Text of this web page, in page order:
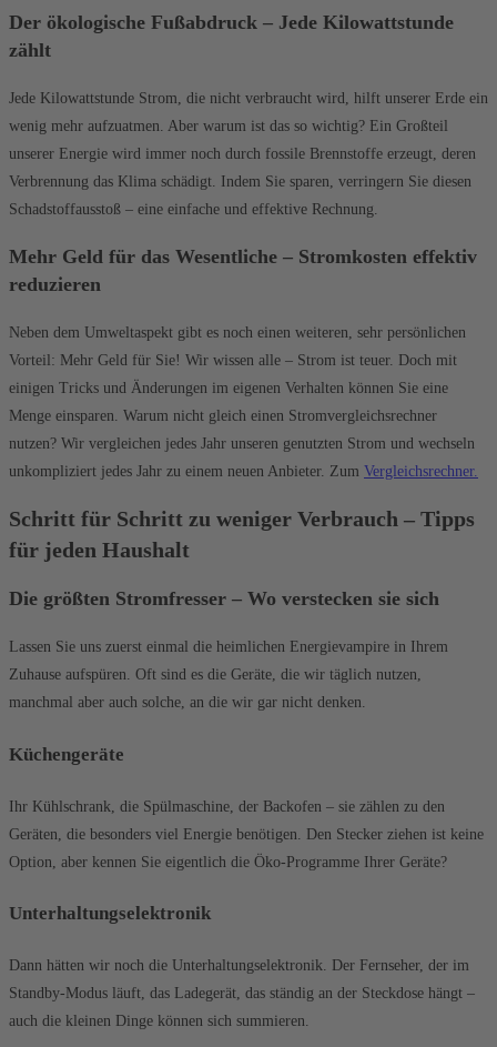
Der ökologische Fußabdruck – Jede Kilowattstunde
zählt
Jede Kilowattstunde Strom, die nicht verbraucht wird, hilft unserer Erde ein
wenig mehr aufzuatmen. Aber warum ist das so wichtig? Ein Großteil
unserer Energie wird immer noch durch fossile Brennstoffe erzeugt, deren
Verbrennung das Klima schädigt. Indem Sie sparen, verringern Sie diesen
Schadstoffausstoß – eine einfache und effektive Rechnung.
Mehr Geld für das Wesentliche – Stromkosten effektiv
reduzieren
Neben dem Umweltaspekt gibt es noch einen weiteren, sehr persönlichen
Vorteil: Mehr Geld für Sie! Wir wissen alle – Strom ist teuer. Doch mit
einigen Tricks und Änderungen im eigenen Verhalten können Sie eine
Menge einsparen. Warum nicht gleich einen Stromvergleichsrechner
nutzen? Wir vergleichen jedes Jahr unseren genutzten Strom und wechseln
unkompliziert jedes Jahr zu einem neuen Anbieter. Zum Vergleichsrechner.
Schritt für Schritt zu weniger Verbrauch – Tipps
für jeden Haushalt
Die größten Stromfresser – Wo verstecken sie sich
Lassen Sie uns zuerst einmal die heimlichen Energievampire in Ihrem
Zuhause aufspüren. Oft sind es die Geräte, die wir täglich nutzen,
manchmal aber auch solche, an die wir gar nicht denken.
Küchengeräte
Ihr Kühlschrank, die Spülmaschine, der Backofen – sie zählen zu den
Geräten, die besonders viel Energie benötigen. Den Stecker ziehen ist keine
Option, aber kennen Sie eigentlich die Öko-Programme Ihrer Geräte?
Unterhaltungselektronik
Dann hätten wir noch die Unterhaltungselektronik. Der Fernseher, der im
Standby-Modus läuft, das Ladegerät, das ständig an der Steckdose hängt –
auch die kleinen Dinge können sich summieren.